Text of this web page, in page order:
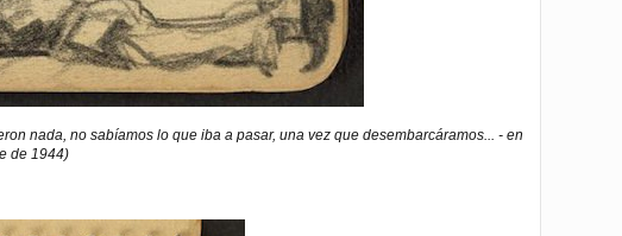
nada, no sabíamos lo que iba a pasar, una vez que desembarcáramos... - en
de 1944)